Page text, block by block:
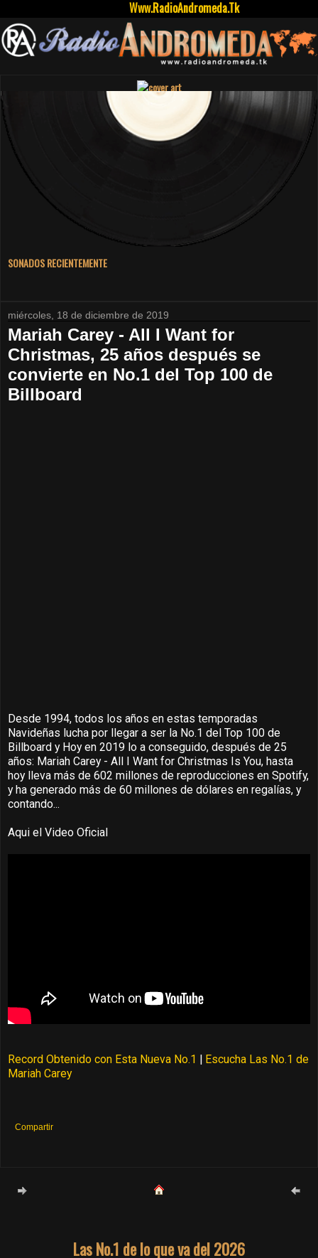
SONADOS RECIENTEMENTE
miércoles, 18 de diciembre de 2019
Mariah Carey - All I Want for
Christmas, 25 años después se
convierte en No.1 del Top 100 de
Billboard
Desde 1994, todos los años en estas temporadas
Navideñas lucha por llegar a ser la No.1 del Top 100 de
Billboard y Hoy en 2019 lo a conseguido, después de 25
años: Mariah Carey - All I Want for Christmas Is You, hasta
hoy lleva más de 602 millones de reproducciones en Spotify,
y ha generado más de 60 millones de dólares en regalías, y
contando...
Aqui el Video Oficial
Record Obtenido con Esta Nueva No.1 | Escucha Las No.1 de
Mariah Carey
Compartir
Las No.1 de lo que va del 2026
Www.RadioAndromeda.Tk